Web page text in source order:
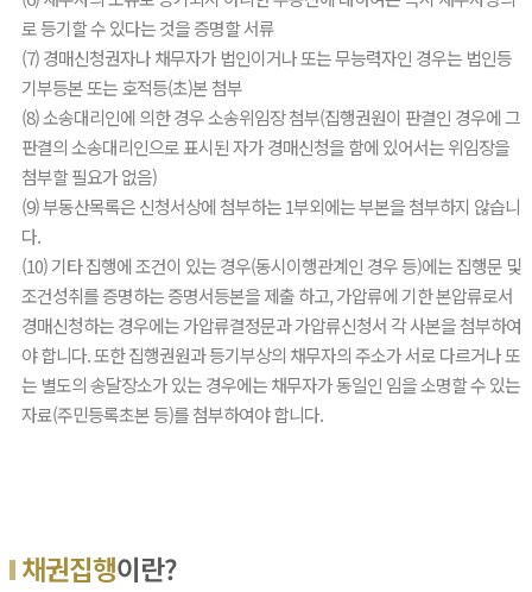
로 등기할 수 있다는 것을 증명할 서류
(7) 경매신청권자나 채무자가 법인이거나 또는 무능력자인 경우는 법인등
기부등본 또는 호적등(초)본 첨부
(8) 소송대리인에 의한 경우 소송위임장 첨부(집행권원이 판결인 경우에 그
판결의 소송대리인으로 표시된 자가 경매신청을 함에 있어서는 위임장을
첨부할 필요가 없음)
(9) 부동산목록은 신청서상에 첨부하는 1부외에는 부본을 첨부하지 않습니
다.
(10) 기타 집행에 조건이 있는 경우(동시이행관계인 경우 등)에는 집행문 및
조건성취를 증명하는 증명서등본을 제출 하고, 가압류에 기한 본압류로서
경매신청하는 경우에는 가압류결정문과 가압류신청서 각 사본을 첨부하여
야 합니다. 또한 집행권원과 등기부상의 채무자의 주소가 서로 다르거나 또
는 별도의 송달장소가 있는 경우에는 채무자가 동일인 임을 소명할 수 있는
자료(주민등록초본 등)를 첨부하여야 합니다.
채권집행이란?